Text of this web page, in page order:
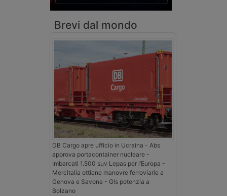
Brevi dal mondo
DB Cargo apre ufficio in Ucraina - Abs
approva portacontainer nucleare -
Imbarcati 1.500 suv Lepas per l’Europa -
Mercitalia ottiene manovre ferroviarie a
Genova e Savona - Gls potenzia a
Bolzano